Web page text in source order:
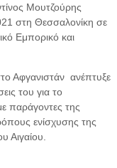
Μουτζούρης
στη Θεσσαλονίκη σε
Εμπορικό και
Αφγανιστάν ανέπτυξε
του για το
παράγοντες της
ενίσχυσης της
Αιγαίου.